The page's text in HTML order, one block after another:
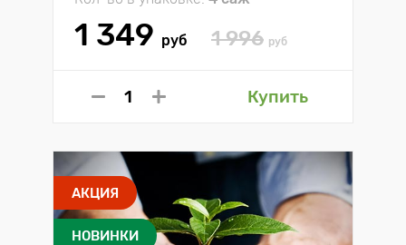
1 349 руб 1 996 руб
Купить
АКЦИЯ
НОВИНКИ